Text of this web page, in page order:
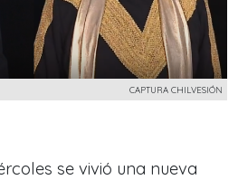
CAPTURA CHILVESIÓN
se vivió una nueva